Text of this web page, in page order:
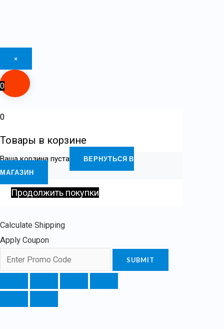
×
0
0
Товары в корзине
Ваша корзина пуста
ВЕРНУТЬСЯ В
МАГАЗИН
Продолжить покупки
Calculate Shipping
Apply Coupon
SUBMIT